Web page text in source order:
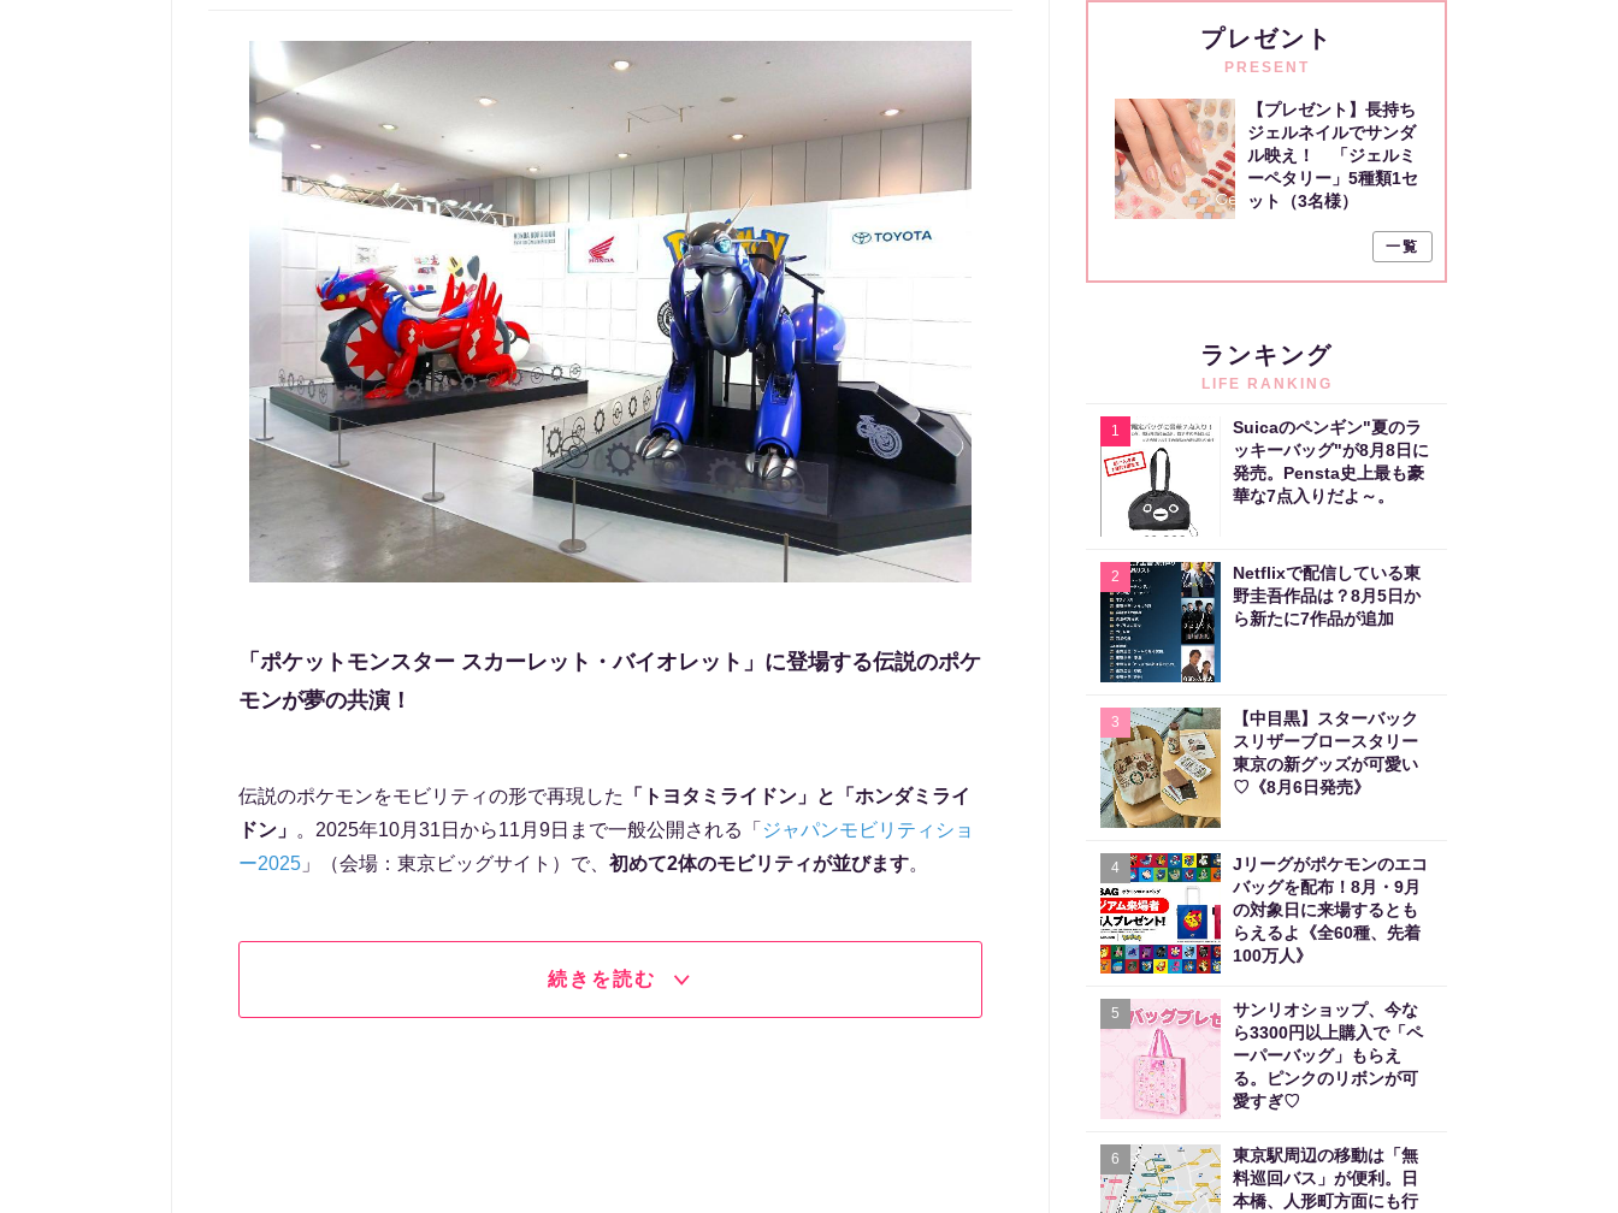
「ポケットモンスター スカーレット・バイオレット」に登場する伝説のポケ
モンが夢の共演！
伝説のポケモンをモビリティの形で再現した
「トヨタミライドン」と「ホンダミライ
ドン」 。2025年10月31日から11月9日まで一般公開される「 ジャパンモビリティショ
ー2025 」（会場：東京ビッグサイト）で、 初めて2体のモビリティが並びます。
続きを読む
プレゼント
PRESENT
【プレゼント】長持ち
ジェルネイルでサンダ
ル映え！ 「ジェルミ
ーペタリー」5種類1セ
ット（3名様）
一覧
ランキング
LIFE RANKING
1
Suicaのペンギン"夏のラ
ッキーバッグ"が8月8日に
発売。Pensta史上最も豪
華な7点入りだよ～。
2
Netflixで配信している東
野圭吾作品は？8月5日か
ら新たに7作品が追加
3
【中目黒】スターバック
スリザーブロースタリー
東京の新グッズが可愛い
♡《8月6日発売》
4
Jリーグがポケモンのエコ
バッグを配布！8月・9月
の対象日に来場するとも
らえるよ《全60種、先着
100万人》
5
サンリオショップ、今な
ら3300円以上購入で「ペ
ーパーバッグ」もらえ
る。ピンクのリボンが可
愛すぎ♡
6
東京駅周辺の移動は「無
料巡回バス」が便利。日
本橋、人形町方面にも行